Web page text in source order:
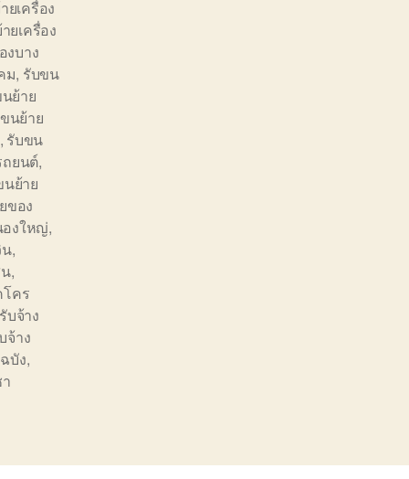
ยเครื่อง
ยเครื่อง
งบาง
ม, รับขน
ย้าย
นย้าย
, รับขน
ยนต์,
นย้าย
ของ
องใหญ่,
,
,
คร
บจ้าง
จ้าง
บัง,